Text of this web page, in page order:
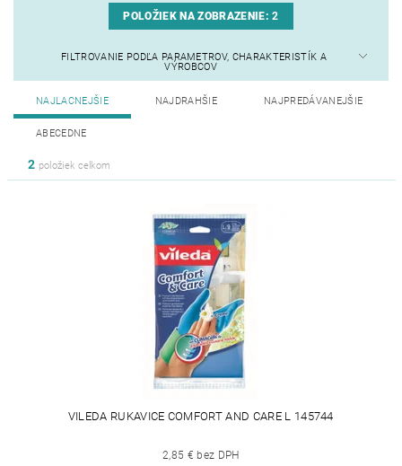
POLOŽIEK NA ZOBRAZENIE:2
FILTROVANIE PODĽA PARAMETROV, CHARAKTERISTÍK A
VÝROBCOV
NAJLACNEJŠIE NAJDRAHŠIE NAJPREDÁVANEJŠIE
ABECEDNE
2 položiek celkom
VILEDA RUKAVICE COMFORT AND CARE L 145744
2,85 € bez DPH